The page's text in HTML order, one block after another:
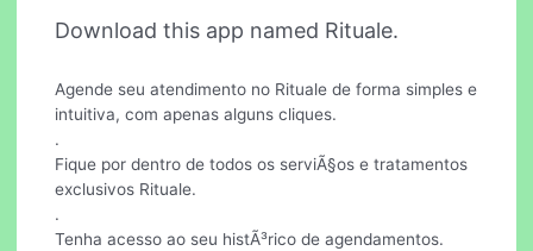
Download this app named Rituale.
Agende seu atendimento no Rituale de forma simples e
intuitiva, com apenas alguns cliques.
.
Fique por dentro de todos os serviÃ§os e tratamentos
exclusivos Rituale.
.
Tenha acesso ao seu histÃ³rico de agendamentos.